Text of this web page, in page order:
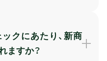
クにあたり、新商
ますか？